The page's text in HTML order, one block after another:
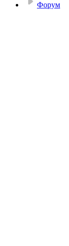
Форум